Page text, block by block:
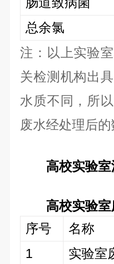
总余氯
注：以上实验
关检测机构出
水质不同，所
废水经处理后
高校实验
高校实验
序号
名称
1
实验室